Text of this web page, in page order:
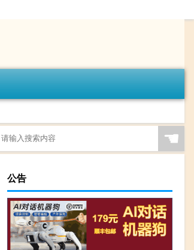
☚
公告